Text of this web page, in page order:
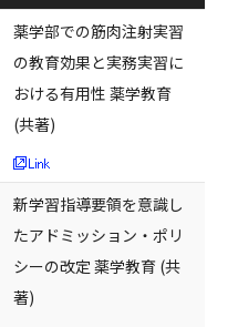
薬学部での筋肉注射実習
の教育効果と実務実習に
おける有用性 薬学教育
(共著)
新学習指導要領を意識し
たアドミッション・ポリ
シーの改定 薬学教育 (共
著)